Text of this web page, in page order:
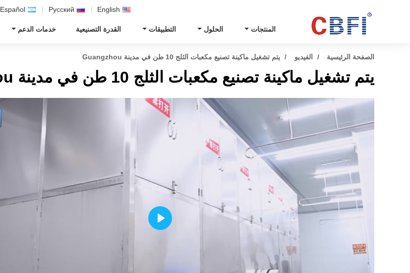
English
Русский
Español
المنتجات الحلول التطبيقات القدرة التصنيعية خدمات الدعم
الصفحة الرئيسية الفيديو يتم تشغيل ماكينة تصنيع مكعبات الثلج 10 طن في مدينة Guangzhou
يتم تشغيل ماكينة تصنيع مكعبات الثلج 10 طن في مدينة Guangzhou
Play